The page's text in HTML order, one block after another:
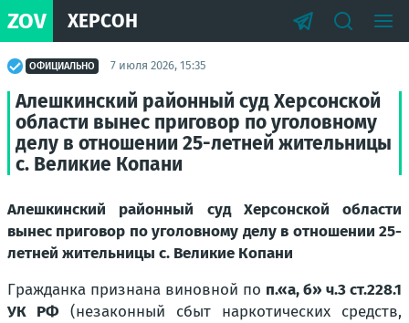
ZOV ХЕРСОН
ОФИЦИАЛЬНО 7 июля 2026, 15:35
Алешкинский районный суд Херсонской
области вынес приговор по уголовному
делу в отношении 25-летней жительницы
с. Великие Копани
Алешкинский районный суд Херсонской области
вынес приговор по уголовному делу в отношении 25-
летней жительницы с. Великие Копани
Гражданка признана виновной по п.«а, б» ч.3 ст.228.1
УК РФ (незаконный сбыт наркотических средств,